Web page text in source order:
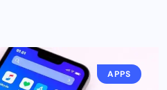
APPS